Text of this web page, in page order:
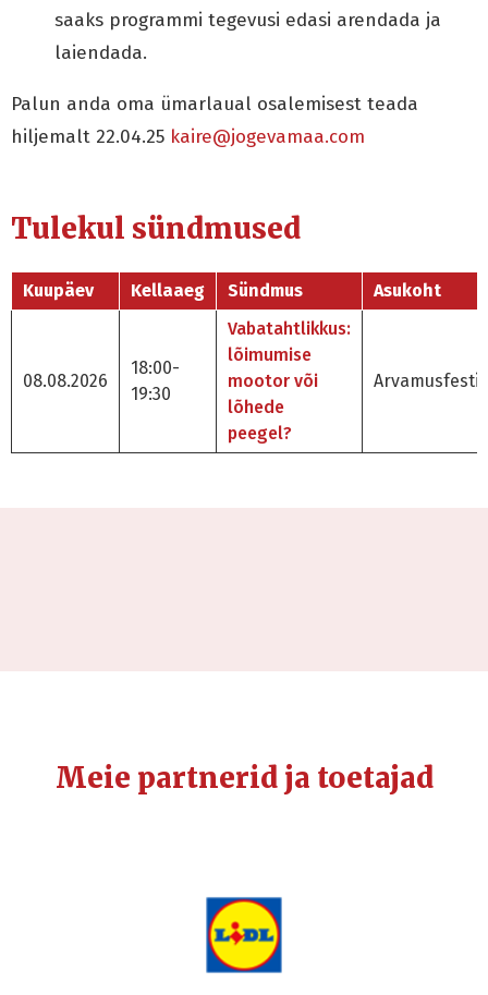
saaks programmi tegevusi edasi arendada ja
laiendada.
Palun anda oma ümarlaual osalemisest teada
hiljemalt 22.04.25 kaire@jogevamaa.com
Tulekul sündmused
Kuupäev Kellaaeg Sündmus Asukoht
08.08.2026
18:00-
19:30
Vabatahtlikkus:
lõimumise
mootor või
lõhede
peegel?
Meie partnerid ja toetajad